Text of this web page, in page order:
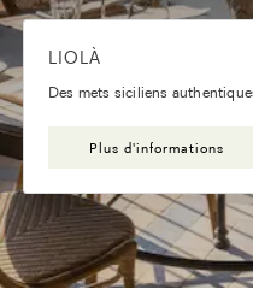
LIOLÀ
Des mets siciliens
Plus d'informations